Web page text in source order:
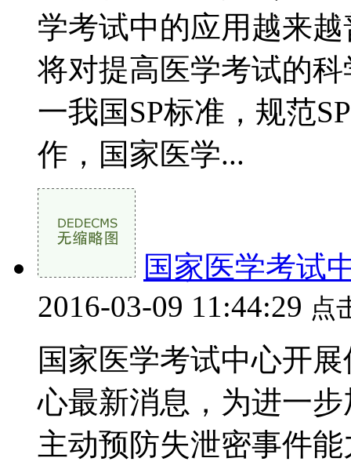
学考试中的应用越来
将对提高医学考试的
一我国SP标准，规范
作，国家医学...
国家医学考试
2016-03-09 11:44:29 点
国家医学考试中心开
心最新消息，为进一
主动预防失泄密事件